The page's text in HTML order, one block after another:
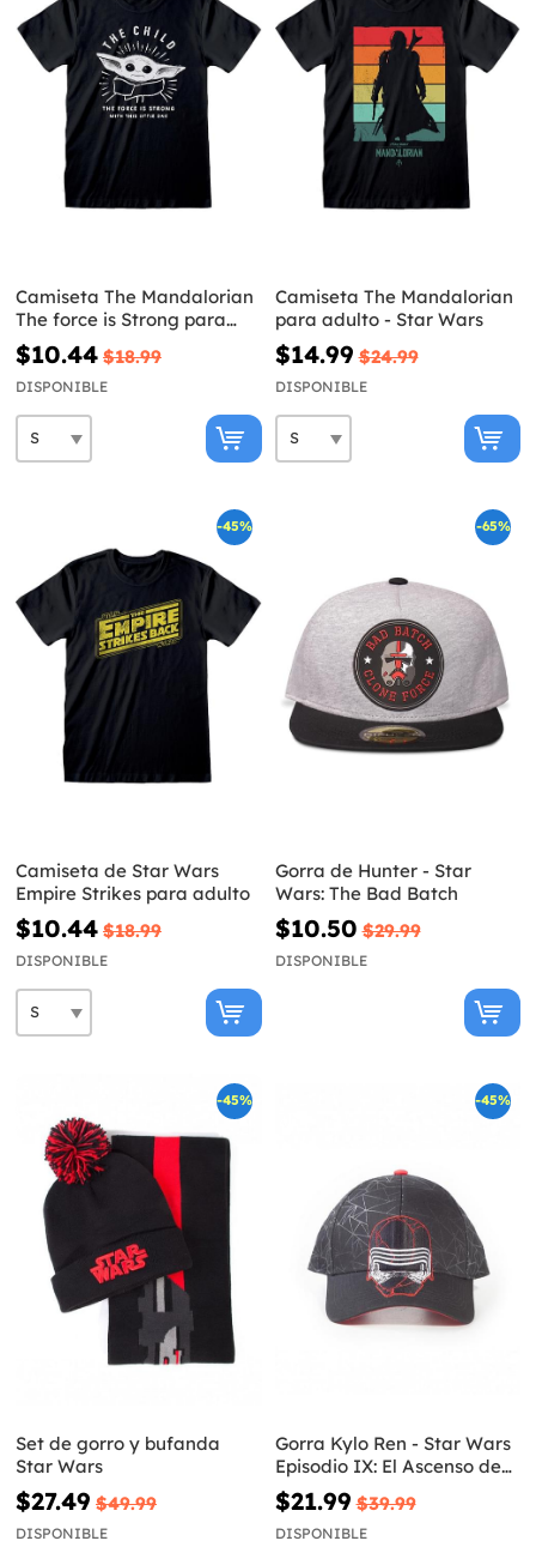
Camiseta The Mandalorian
The force is Strong para
adulto - Star Wars
$10.44 $18.99
DISPONIBLE
Camiseta The Mandalorian
para adulto - Star Wars
$14.99 $24.99
DISPONIBLE
-45%
Camiseta de Star Wars
Empire Strikes para adulto
$10.44 $18.99
DISPONIBLE
-65%
Gorra de Hunter - Star
Wars: The Bad Batch
$10.50 $29.99
DISPONIBLE
-45%
Set de gorro y bufanda
Star Wars
$27.49 $49.99
DISPONIBLE
-45%
Gorra Kylo Ren - Star Wars
Episodio IX: El Ascenso de
Skywalker
$21.99 $39.99
DISPONIBLE